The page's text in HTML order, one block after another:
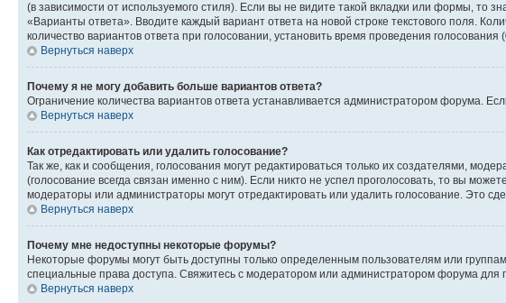
(в зависимости от используемого стиля). Если вы не видите такой вкладки или формы, то
«Варианты ответа». Вводите каждый вариант ответа на новой строке текстового поля.
количество вариантов ответа при голосовании, установить время проведения
Вернуться наверх
Почему я не могу добавить больше вариантов ответа?
Ограничение количества вариантов ответа устанавливается администратором форума.
Вернуться наверх
Как отредактировать или удалить голосование?
Так же, как и сообщения, голосования могут редактироваться только их создателями,
(голосование всегда связан именно с ним). Если никто не успел проголосовать, то вы
модераторы или администраторы могут отредактировать или удалить голосование. Это
Вернуться наверх
Почему мне недоступны некоторые форумы?
Некоторые форумы могут быть доступны только определенным пользователям или
специальные права доступа. Свяжитесь с модератором или администратором форума для
Вернуться наверх